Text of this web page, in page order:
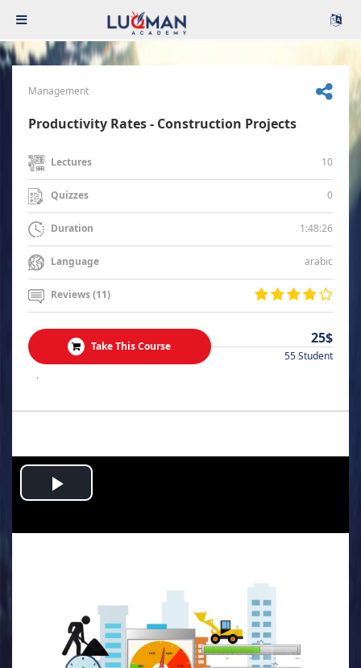
Management
Productivity Rates - Construction Projects
Lectures 10
Quizzes 0
Duration 1:48:26
Language arabic
Reviews (11)
Take This Course 25$
55 Student
.
Play
Video